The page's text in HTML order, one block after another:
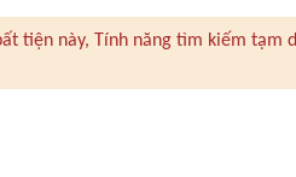
tiện này, Tính năng tìm kiếm